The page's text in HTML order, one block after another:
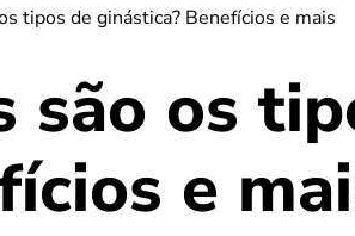
tipos de ginástica? Benefícios e mais
são os
e